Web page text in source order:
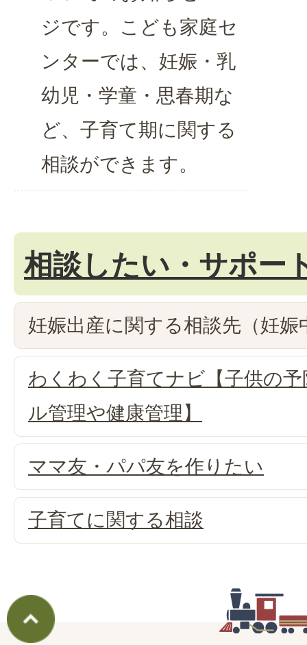
ジです。こども家庭セ
ンターでは、妊娠・乳
幼児・学童・思春期な
ど、子育て期に関する
相談ができます。
相談したい・サポー
妊娠出産に関する相談先（妊娠
わくわく子育てナビ【子供の
ル管理や健康管理】
ママ友・パパ友を作りたい
子育てに関する相談